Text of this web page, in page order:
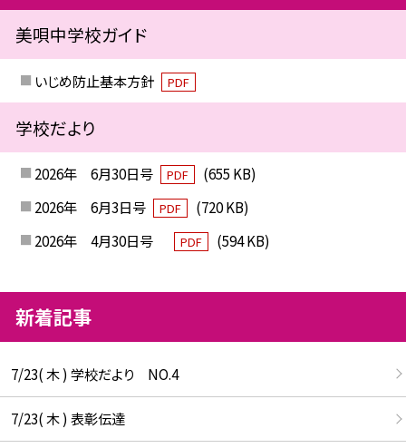
美唄中学校ガイド
いじめ防止基本方針 PDF
学校だより
2026年 6月30日号 PDF
(655 KB)
2026年 6月3日号
PDF
(720 KB)
2026年 4月30日号
PDF (594 KB)
新着記事
7/23( 木 ) 学校だより NO.4
7/23( 木 ) 表彰伝達